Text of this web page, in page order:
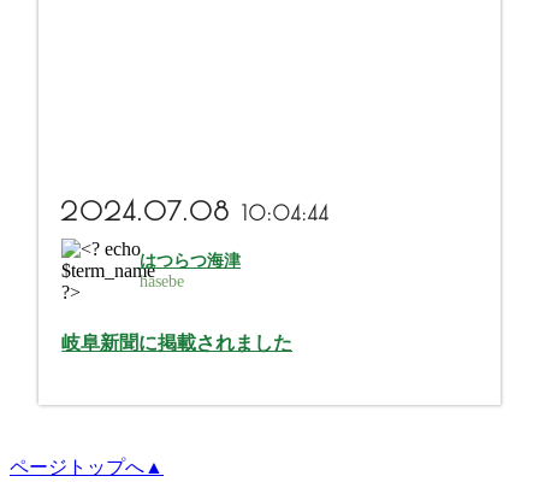
2024.07.0810:04:44
はつらつ海津
hasebe
岐阜新聞に掲載されました
ページトップへ▲